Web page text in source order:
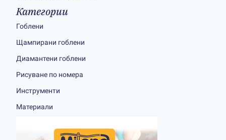
Категории
Гоблени
Щампирани гоблени
Диамантени гоблени
Рисуване по номера
Инструменти
Материали